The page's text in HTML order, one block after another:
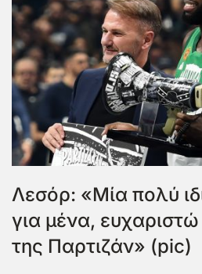
Λεσόρ: «Μία πολύ
για μένα, ευχαριστώ
της Παρτιζάν» (pic)